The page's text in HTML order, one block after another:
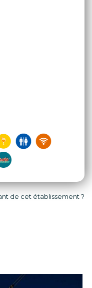
de cet établissement ?